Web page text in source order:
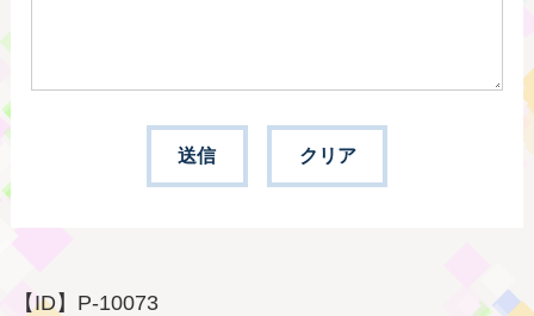
【ID】 P-10073